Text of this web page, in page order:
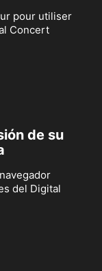
pour utiliser
Concert
de su
del Digital